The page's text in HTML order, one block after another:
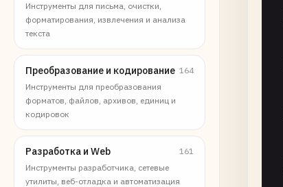
Инструменты для письма, очистки,
форматирования, извлечения и анализа
текста
Преобразование и кодирование 164
Инструменты для преобразования
форматов, файлов, архивов, единиц и
кодировок
Разработка и Web
161
Инструменты разработчика, сетевые
утилиты, веб-отладка и автоматизация